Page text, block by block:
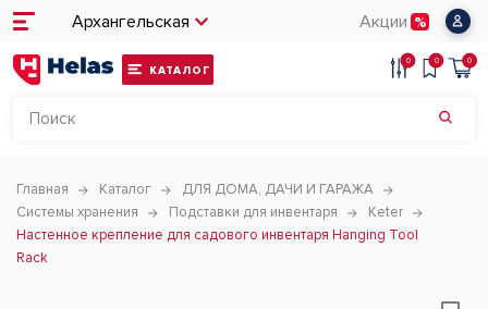
Архангельская Акции
КАТАЛОГ
0 0 0
Главная Каталог
ДЛЯ ДОМА, ДАЧИ И ГАРАЖА
Системы хранения
Подставки для инвентаря
Keter
Настенное крепление для садового инвентаря Hanging Tool
Rack